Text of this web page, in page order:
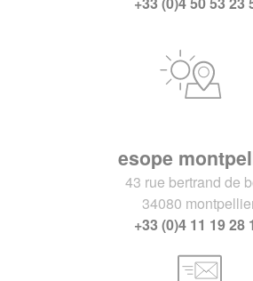
esope
43 rue bertrand de
34080
+33 (0)4 11 19 28